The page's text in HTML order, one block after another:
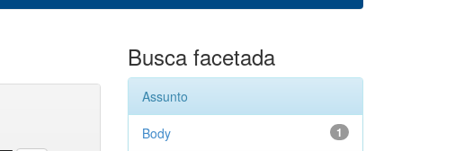
Busca facetada
Assunto
1
Body